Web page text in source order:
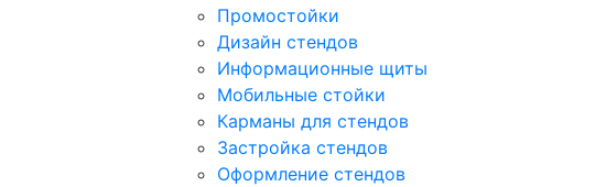
Промостойки
Дизайн стендов
Информационные щиты
Мобильные стойки
Карманы для стендов
Застройка стендов
Оформление стендов